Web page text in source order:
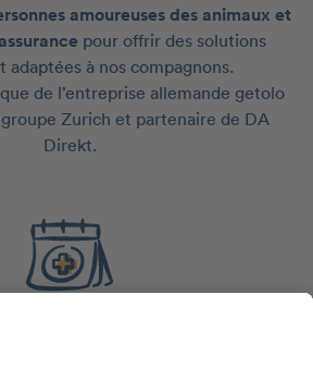
amoureuses des animaux et
pour offrir des solutions
adaptées à nos compagnons.
de l’entreprise allemande getolo
Zurich et partenaire de DA
Direkt.